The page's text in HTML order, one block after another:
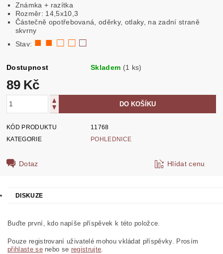
Známka + razítka
Rozměr: 14,5x10,3
Částečně opotřebovaná, oděrky, otlaky, na zadní straně
skvrny
Stav: ■ ■ □ □ □
Dostupnost Skladem (1 ks)
89 Kč
KÓD PRODUKTU
11768
KATEGORIE
POHLEDNICE
Dotaz Hlídat cenu
DISKUZE
Buďte první, kdo napíše příspěvek k této položce.
Pouze registrovaní uživatelé mohou vkládat příspěvky. Prosím
přihlaste senebo se registrujte.